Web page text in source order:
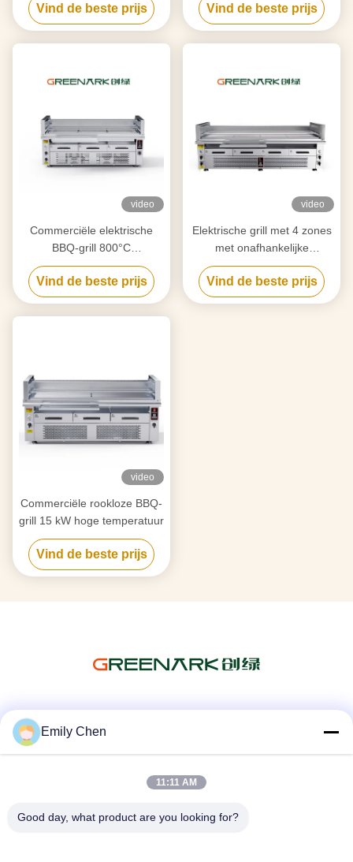
Vind de beste prijs Vind de beste prijs
video
Commerciële elektrische
BBQ-grill 800°C
Hoogwarmte 3-zone koken
Vind de beste prijs
video
Elektrische grill met 4 zones
met onafhankelijke
bediening van 800°C
Vind de beste prijs
video
Commerciële rookloze BBQ-
grill 15 kW hoge temperatuur
Vind de beste prijs
Emily Chen
11:11 AM
Good day, what product are you looking for?